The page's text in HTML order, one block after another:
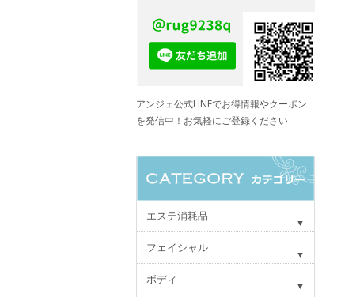
アンジェ公式LINEでお得情報やクーポン
を発信中！お気軽にご登録ください
エステ消耗品
フェイシャル
ボディ